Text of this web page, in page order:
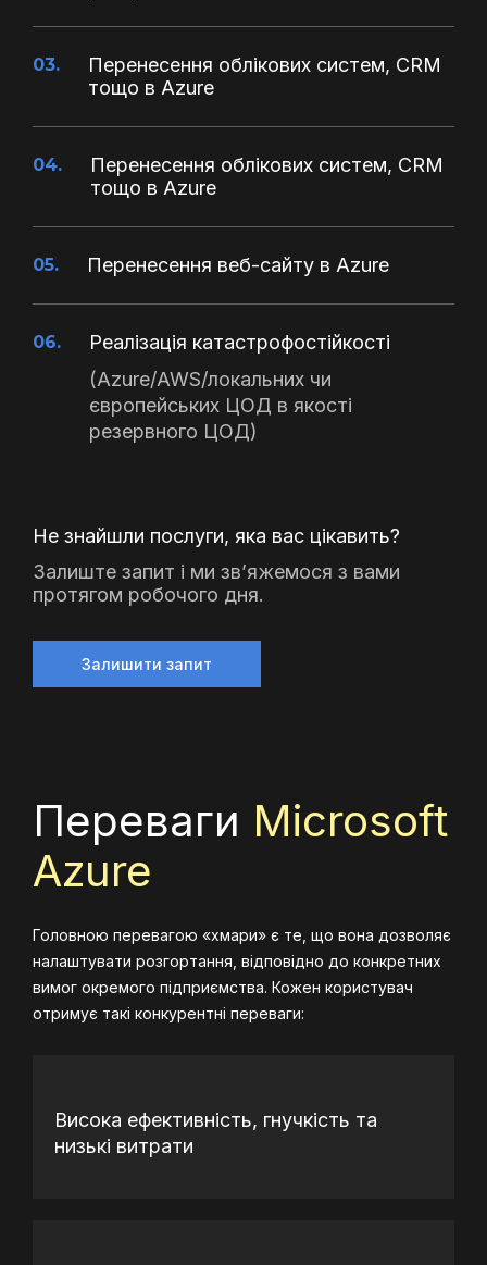
03.
Перенесення облікових систем, CRM
тощо в Azure
04.
Перенесення облікових систем, CRM
тощо в Azure
05. Перенесення веб-сайту в Azure
06.
Реалізація катастрофостійкості
(Azure/AWS/локальних чи
європейських ЦОД в якості
резервного ЦОД)
Не знайшли послуги, яка вас цікавить?
Залиште запит і ми зв’яжемося з вами
протягом робочого дня.
Залишити запит
Переваги Microsoft
Azure
Головною перевагою «хмари» є те, що вона дозволяє
налаштувати розгортання, відповідно до конкретних
вимог окремого підприємства. Кожен користувач
отримує такі конкурентні переваги:
Висока ефективність, гнучкість та
низькі витрати